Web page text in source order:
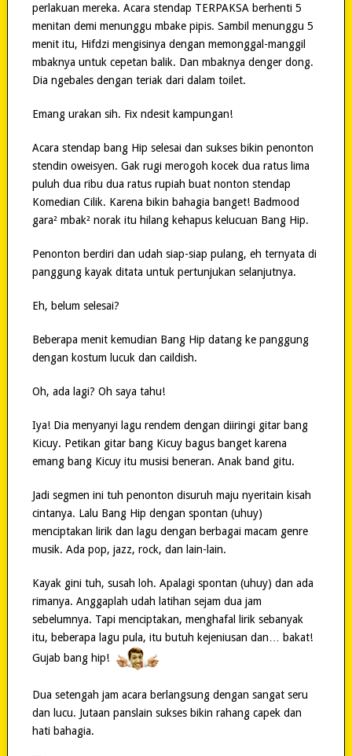
perlakuan mereka. Acara stendap TERPAKSA berhenti 5
menitan demi menunggu mbake pipis. Sambil menunggu 5
menit itu, Hifdzi mengisinya dengan memonggal-manggil
mbaknya untuk cepetan balik. Dan mbaknya denger dong.
Dia ngebales dengan teriak dari dalam toilet.
Emang urakan sih. Fix ndesit kampungan!
Acara stendap bang Hip selesai dan sukses bikin penonton
stendin oweisyen. Gak rugi merogoh kocek dua ratus lima
puluh dua ribu dua ratus rupiah buat nonton stendap
Komedian Cilik. Karena bikin bahagia banget! Badmood
gara² mbak² norak itu hilang kehapus kelucuan Bang Hip.
Penonton berdiri dan udah siap-siap pulang, eh ternyata di
panggung kayak ditata untuk pertunjukan selanjutnya.
Eh, belum selesai?
Beberapa menit kemudian Bang Hip datang ke panggung
dengan kostum lucuk dan caildish.
Oh, ada lagi? Oh saya tahu!
Iya! Dia menyanyi lagu rendem dengan diiringi gitar bang
Kicuy. Petikan gitar bang Kicuy bagus banget karena
emang bang Kicuy itu musisi beneran. Anak band gitu.
Jadi segmen ini tuh penonton disuruh maju nyeritain kisah
cintanya. Lalu Bang Hip dengan spontan (uhuy)
menciptakan lirik dan lagu dengan berbagai macam genre
musik. Ada pop, jazz, rock, dan lain-lain.
Kayak gini tuh, susah loh. Apalagi spontan (uhuy) dan ada
rimanya. Anggaplah udah latihan sejam dua jam
sebelumnya. Tapi menciptakan, menghafal lirik sebanyak
itu, beberapa lagu pula, itu butuh kejeniusan dan… bakat!
Gujab bang hip!
Dua setengah jam acara berlangsung dengan sangat seru
dan lucu. Jutaan panslain sukses bikin rahang capek dan
hati bahagia.